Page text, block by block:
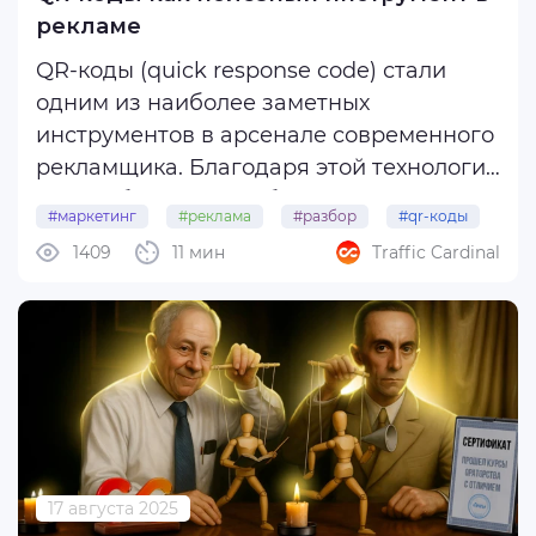
рекламе
QR-коды (quick response code) стали
одним из наиболее заметных
инструментов в арсенале современного
рекламщика. Благодаря этой технологии
людей на нужный цифровой контент —
сайт, лендинг, приложение, видео, купон
или анкету. Простота и доступность ...
#маркетинг #реклама #разбор #qr-коды
11 мин
1409 Traffic Cardinal
17 августа 2025